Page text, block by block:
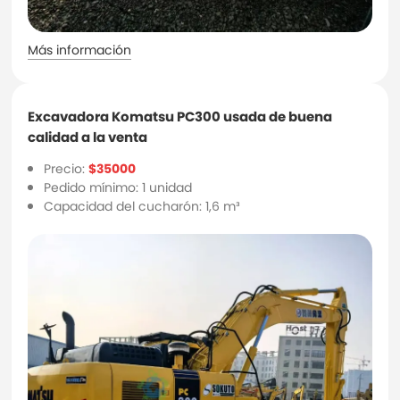
Más información
Excavadora Komatsu PC300 usada de buena
calidad a la venta
Precio:$35000
Pedido mínimo: 1 unidad
Capacidad del cucharón: 1,6 m³